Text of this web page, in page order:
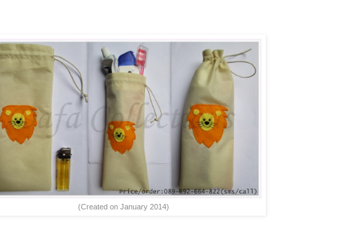
(Created on January 2014)